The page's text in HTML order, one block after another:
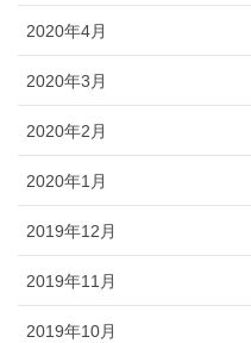
2020年4月
2020年3月
2020年2月
2020年1月
2019年12月
2019年11月
2019年10月